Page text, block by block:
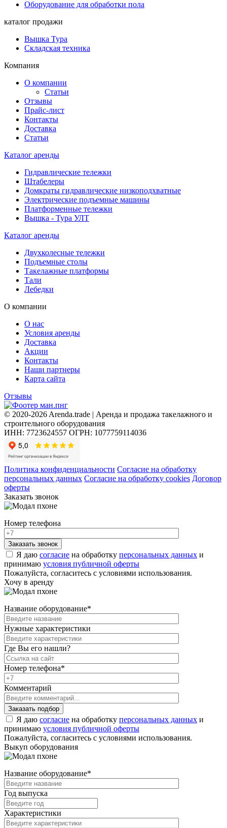
Оборудование для обработки пола
каталог продажи
Вышка Тура
Складская техника
Компания
О компании
Статьи
Отзывы
Прайс-лист
Контакты
Доставка
Статьи
Каталог аренды
Гидравлические тележки
Штабелеры
Домкраты гидравлические низкоподхватные
Электрические подъемные машины
Платформенные тележки
Вышка - Тура УЛТ
Каталог аренды
Двухколесные тележки
Подъемные столы
Такелажные платформы
Тали
Лебедки
О компании
О нас
Условия аренды
Доставка
Акции
Контакты
Наши партнеры
Карта сайта
Отзывы
© 2020-2026 Arenda.trade | Аренда и продажа такелажного и
строительного оборудования
ИНН: 7723624557 ОГРН: 1077759114036
Политика конфиденциальности Согласие на обработку
персональных данных Согласие на обработку cookies Договор
оферты
Заказать звонок
Номер телефона
Я даю согласие на обработку персональных данных и
принимаю условия публичной оферты
Пожалуйста, согласитесь с условиями использования.
Хочу в аренду
Название оборудование*
Нужные характеристики
Где Вы его нашли?
Номер телефона*
Комментарий
Я даю согласие на обработку персональных данных и
принимаю условия публичной оферты
Пожалуйста, согласитесь с условиями использования.
Выкуп оборудования
Название оборудование*
Год выпуска
Характеристики